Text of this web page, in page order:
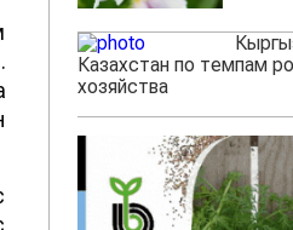
Казахстан по темпам
хозяйства